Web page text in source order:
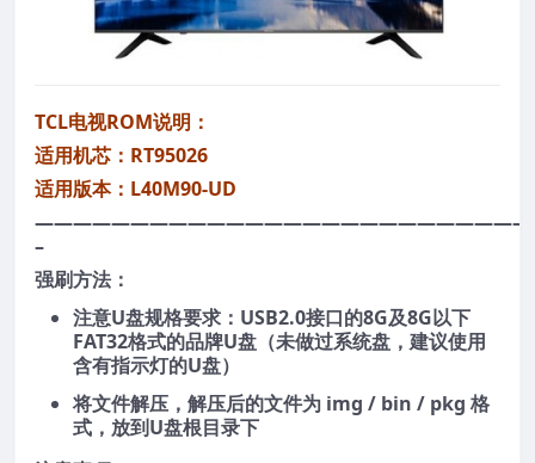
TCL电视ROM说明：
适用机芯：RT95026
适用版本：L40M90-UD
–
强刷方法：
注意U盘规格要求：USB2.0接口的8G及8G以下
FAT32格式的品牌U盘（未做过系统盘，建议使用
含有指示灯的U盘）
将文件解压，解压后的文件为 img / bin / pkg 格
式，放到U盘根目录下